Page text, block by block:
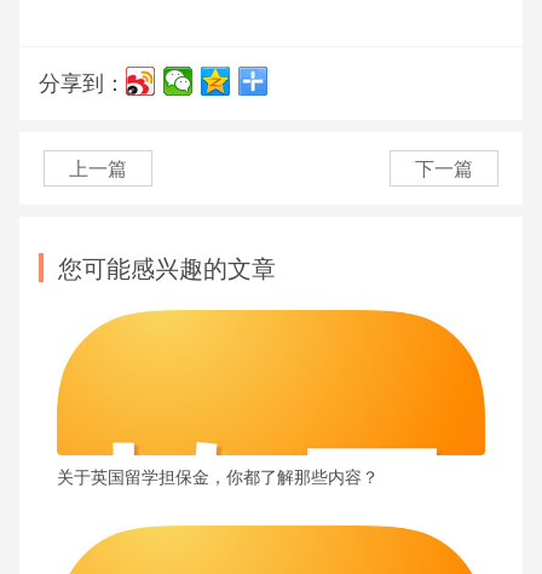
分享到：
上一篇 下一篇
您可能感兴趣的文章
关于英国留学担保金，你都了解那些内容？